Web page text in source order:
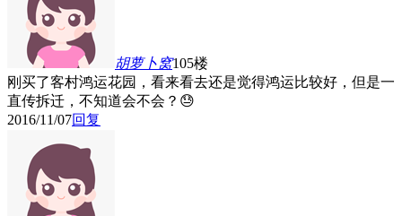
胡萝卜窝105楼
刚买了客村鸿运花园，看来看去还是觉得鸿运比较好，但是一
直传拆迁，不知道会不会？😓
2016/11/07回复